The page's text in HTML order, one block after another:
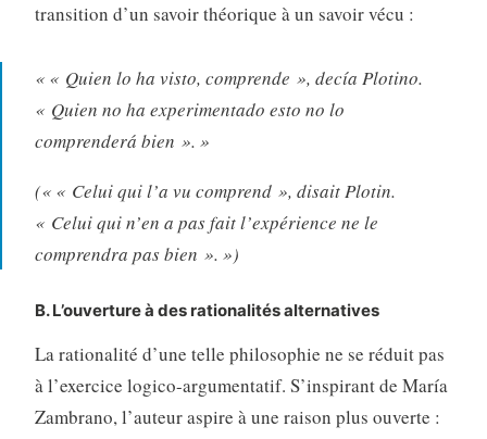
transition d’un savoir théorique à un savoir vécu :
« « Quien lo ha visto, comprende », decía Plotino.
« Quien no ha experimentado esto no lo
comprenderá bien ». »
(« « Celui qui l’a vu comprend », disait Plotin.
« Celui qui n’en a pas fait l’expérience ne le
comprendra pas bien ». »)
B. L’ouverture à des rationalités alternatives
La rationalité d’une telle philosophie ne se réduit pas
à l’exercice logico-argumentatif. S’inspirant de María
Zambrano, l’auteur aspire à une raison plus ouverte :